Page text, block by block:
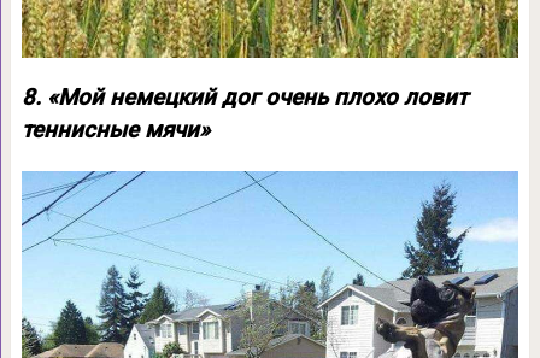
8. «Мой немецкий дог очень плохо ловит
теннисные мячи»